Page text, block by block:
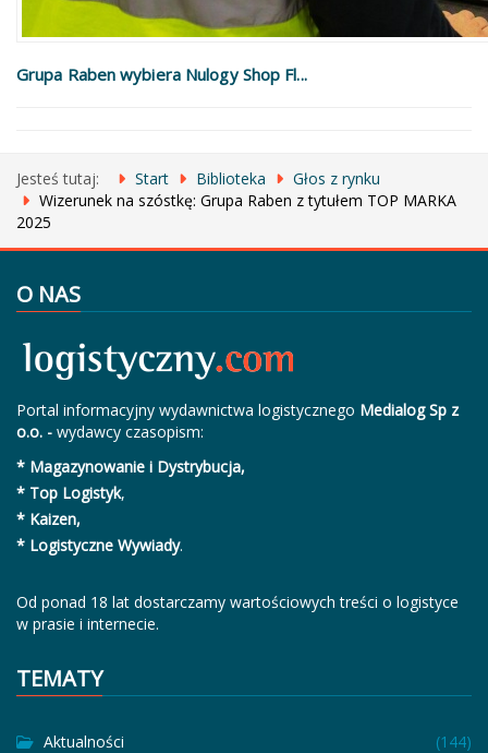
Grupa Raben wybiera Nulogy Shop Fl...
Jesteś tutaj: Start Biblioteka
Głos z rynku
Wizerunek na szóstkę: Grupa Raben z tytułem TOP MARKA
2025
O NAS
Portal informacyjny wydawnictwa logistycznego Medialog Sp z
o.o. - wydawcy czasopism:
* Magazynowanie i Dystrybucja,
* Top Logistyk,
* Kaizen,
* Logistyczne Wywiady.
Od ponad 18 lat dostarczamy wartościowych treści o logistyce
w prasie i internecie.
TEMATY
Aktualności (144)